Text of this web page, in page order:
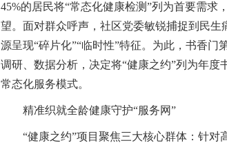
45%的居民将“常态化健康检测”列为首要需求
望。面对群众呼声，社区党委敏锐捕捉到民
源呈现“碎片化”“临时性”特征。为此，书香
调研、数据分析，决定将“健康之约”列为年度
常态化服务模式。
精准织就全龄健康守护“服务网”
“健康之约”项目聚焦三大核心群体：针对